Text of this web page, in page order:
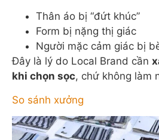
Thân áo bị “đứt khúc”
Form bị nặng thị giác
Người mặc cảm giác bị
Đây là lý do Local Brand cần
khi chọn sọc, chứ không làm
So sánh xưởng